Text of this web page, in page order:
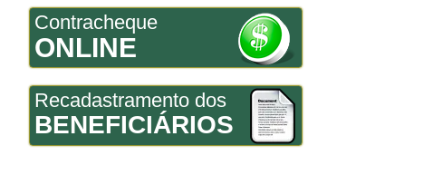
Contracheque
ONLINE
Recadastramento dos
BENEFICIÁRIOS